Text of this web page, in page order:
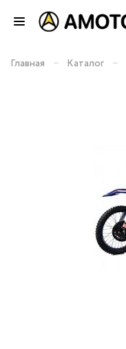
Главная – Каталог –